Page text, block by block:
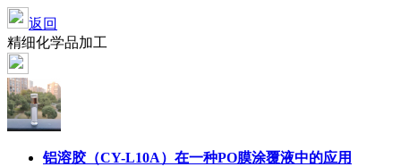
返回
精细化学品加工
铝溶胶（CY-L10A）在一种PO膜涂覆液中的应用